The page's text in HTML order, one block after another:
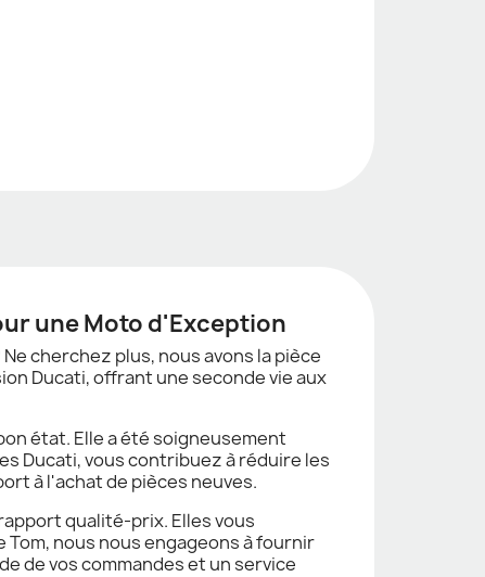
une Moto d'Exception
Ne cherchez plus, nous avons la pièce
Ducati, offrant une seconde vie aux
état. Elle a été soigneusement
Ducati, vous contribuez à réduire les
à l'achat de pièces neuves.
qualité-prix. Elles vous
nous nous engageons à fournir
de vos commandes et un service